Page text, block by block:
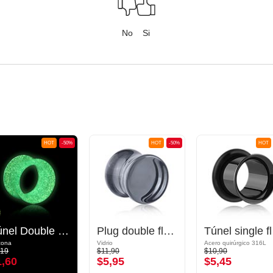
No Si
-50%
HOT
Túnel Double flared "Glow in the dark" (silicona, varios colores)
-50%
HOT
Plug double flared (vidrio, varios colores)
Vidrio
$11,90
$5,95
HOT
Acero quirúrgico 316L
$10,90
$5,45